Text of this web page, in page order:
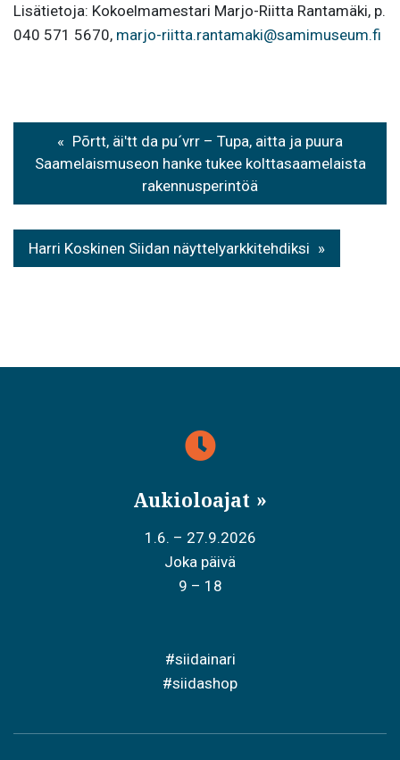
Lisätietoja: Kokoelmamestari Marjo-Riitta Rantamäki, p.
040 571 5670, marjo-riitta.rantamaki@samimuseum.fi
Artikkelien
selaus
Põrtt, äiʹtt da pu´vrr – Tupa, aitta ja puura
Saamelaismuseon hanke tukee kolttasaamelaista
rakennusperintöä
Harri Koskinen Siidan näyttelyarkkitehdiksi
Aukioloajat
1.6. – 27.9.2026
Joka päivä
9 – 18
#siidainari
#siidashop